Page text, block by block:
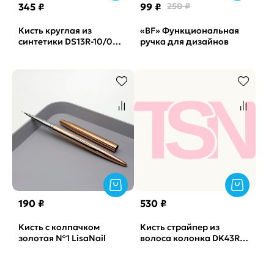
345 ₽
Кисть круглая из
синтетики DS13R-10/0
99 ₽ 250 ₽
«BF» Функциональная
ручка для дизайнов
190 ₽
Кисть с колпачком
золотая №1 LisaNail
530 ₽
Кисть страйпер из
волоса колонка DK43R-0